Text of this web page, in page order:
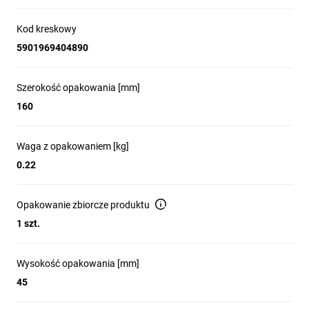
Kod kreskowy
5901969404890
Szerokość opakowania [mm]
160
Waga z opakowaniem [kg]
0.22
Opakowanie zbiorcze produktu
1 szt.
Wysokość opakowania [mm]
45